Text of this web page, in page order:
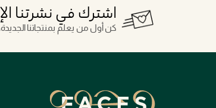
اشترك في نشرتنا
كن أول من يعلم بمنتجاتنا